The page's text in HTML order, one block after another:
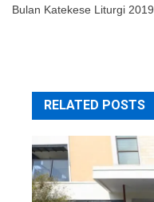
Bulan Katekese Liturgi 2019
RELATED POSTS